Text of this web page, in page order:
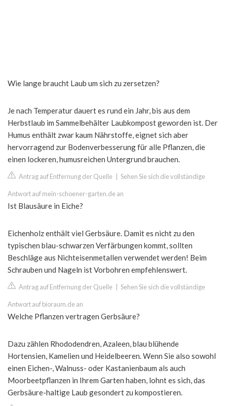
Wie lange braucht Laub um sich zu zersetzen?
Je nach Temperatur dauert es rund ein Jahr, bis aus dem
Herbstlaub im Sammelbehälter Laubkompost geworden ist. Der
Humus enthält zwar kaum Nährstoffe, eignet sich aber
hervorragend zur Bodenverbesserung für alle Pflanzen, die
einen lockeren, humusreichen Untergrund brauchen.
Antrag auf Entfernung der Quelle Sehen Sie sich die vollständige
Antwort auf mein-schoener-garten.de an
Ist Blausäure in Eiche?
Eichenholz enthält viel Gerbsäure. Damit es nicht zu den
typischen blau-schwarzen Verfärbungen kommt, sollten
Beschläge aus Nichteisenmetallen verwendet werden! Beim
Schrauben und Nageln ist Vorbohren empfehlenswert.
Antrag auf Entfernung der Quelle Sehen Sie sich die vollständige
Antwort auf bioraum.de an
Welche Pflanzen vertragen Gerbsäure?
Dazu zählen Rhododendren, Azaleen, blau blühende
Hortensien, Kamelien und Heidelbeeren. Wenn Sie also sowohl
einen Eichen-, Walnuss- oder Kastanienbaum als auch
Moorbeetpflanzen in Ihrem Garten haben, lohnt es sich, das
Gerbsäure-haltige Laub gesondert zu kompostieren.